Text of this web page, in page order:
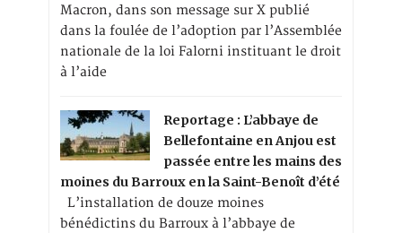
Macron, dans son message sur X publié
dans la foulée de l’adoption par l’Assemblée
nationale de la loi Falorni instituant le droit
à l’aide
Reportage : L’abbaye de
Bellefontaine en Anjou est
passée entre les mains des
moines du Barroux en la Saint-Benoît d’été
L’installation de douze moines
bénédictins du Barroux à l’abbaye de